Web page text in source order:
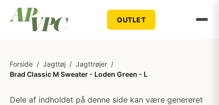
OUTLET
Forside / Jagttøj / Jagttrøjer /
Brad Classic M Sweater - Loden Green - L
Dele af indholdet på denne side kan være genereret